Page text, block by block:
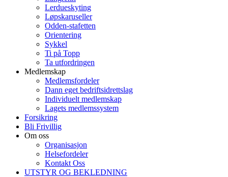
Lerdueskyting
Løpskaruseller
Odden-stafetten
Orientering
Sykkel
Ti på Topp
Ta utfordringen
Medlemskap
Medlemsfordeler
Dann eget bedriftsidrettslag
Individuelt medlemskap
Lagets medlemssystem
Forsikring
Bli Frivillig
Om oss
Organisasjon
Helsefordeler
Kontakt Oss
UTSTYR OG BEKLEDNING